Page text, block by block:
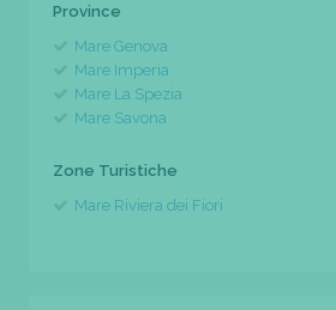
Province
Mare Genova
Mare Imperia
Mare La Spezia
Mare Savona
Zone Turistiche
Mare Riviera dei Fiori